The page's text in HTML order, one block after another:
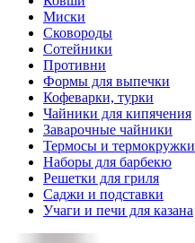
Миски
Сковороды
Сотейники
Противни
Формы для выпечки
Кофеварки, турки
Чайники для кипячения
Заварочные чайники
Термосы и термокружки
Наборы для барбекю
Решетки для гриля
Саджи и подставки
Учаги и печи для казана